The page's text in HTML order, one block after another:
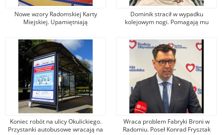
Nowe wzory Radomskiej Karty
Miejskiej. Upamiętniają
protestu w czerwcu 1976 r.
Dominik stracił w wypadku
kolejowym nogi. Pomagają mu
przekazał na leczenie 100 tys. zł!
Koniec robót na ulicy Okulickiego.
Przystanki autobusowe wracają na
Wraca problem Fabryki Broni w
Radomiu. Poseł Konrad Frysztak